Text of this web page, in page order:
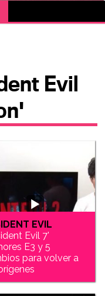
Evil
EVIL
Evil 7'
E3 y 5
para volver a